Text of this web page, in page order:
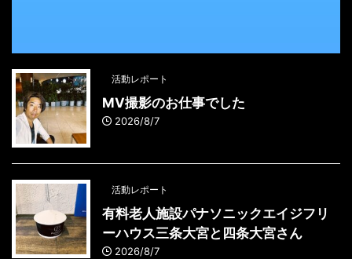
活動レポート
MV撮影のお仕事でした
2026/8/7
活動レポート
有料老人施設パナソニックエイジフリ
ーハウス三条大宮と四条大宮さん
2026/8/7